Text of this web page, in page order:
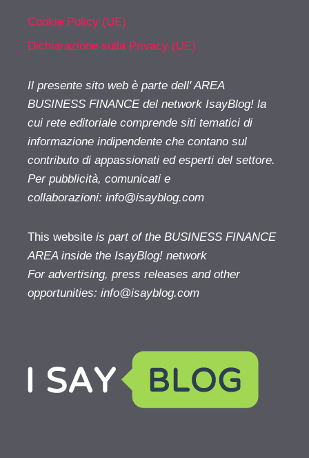
Cookie Policy (UE)
Dichiarazione sulla Privacy (UE)
Il presente sito web è parte dell' AREA
BUSINESS FINANCE del network IsayBlog! la
cui rete editoriale comprende siti tematici di
informazione indipendente che contano sul
contributo di appassionati ed esperti del settore.
Per pubblicità, comunicati e
collaborazioni: info@isayblog.com
This website is part of the BUSINESS FINANCE
AREA inside the IsayBlog! network
For advertising, press releases and other
opportunities: info@isayblog.com